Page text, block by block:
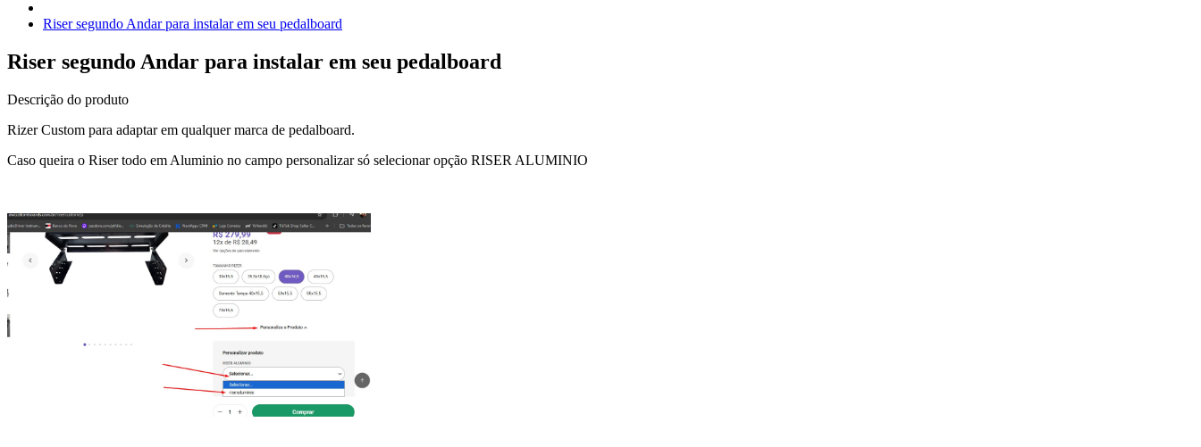
Riser segundo Andar para instalar em seu pedalboard
Riser segundo Andar para instalar em seu pedalboard
Descrição do produto
Rizer Custom para adaptar em qualquer marca de pedalboard.
Caso queira o Riser todo em Aluminio no campo personalizar só selecionar opção RISER ALUMINIO